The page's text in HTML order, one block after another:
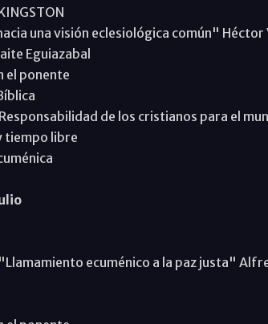
una visión eclesiológica común" Héctor
Eguiazabal
el ponente
de los cristianos para el
tiempo libre
ecuménico a la paz justa"